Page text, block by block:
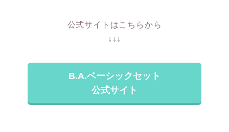
公式サイトはこちらから
↓↓↓
B.A.ベーシックセット
公式サイト